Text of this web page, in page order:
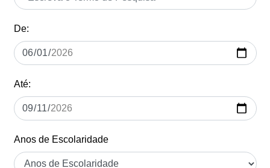
De:
Até:
Anos de Escolaridade